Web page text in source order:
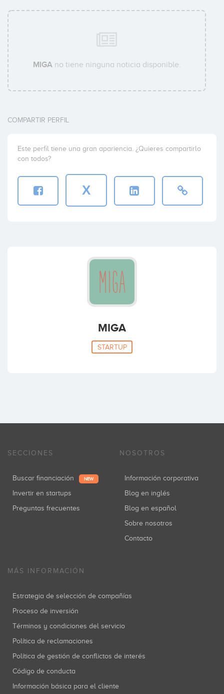
MIGAno tiene ninguna noticia disponible.
COMPARTIR PERFIL
Este perfil tiene una gran apariencia. ¿Quieres compartirlo
con todos?
X
MIGA
STARTUP
SECCIONES
Buscar financiación NEW
Invertir en startups
Preguntas frecuentes
NOSOTROS
Información corporativa
Blog en inglés
Blog en español
Sobre nosotros
Contacto
MÁS INFORMACIÓN
Estrategia de selección de compañías
Proceso de inversión
Términos y condiciones del servicio
Política de reclamaciones
Política de gestión de conflictos de interés
Código de conducta
Información básica para el cliente